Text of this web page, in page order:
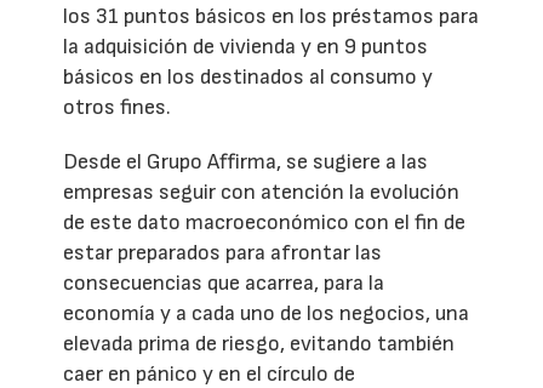
los 31 puntos básicos en los préstamos para
la adquisición de vivienda y en 9 puntos
básicos en los destinados al consumo y
otros fines.
Desde el Grupo Affirma, se sugiere a las
empresas seguir con atención la evolución
de este dato macroeconómico con el fin de
estar preparados para afrontar las
consecuencias que acarrea, para la
economía y a cada uno de los negocios, una
elevada prima de riesgo, evitando también
caer en pánico y en el círculo de